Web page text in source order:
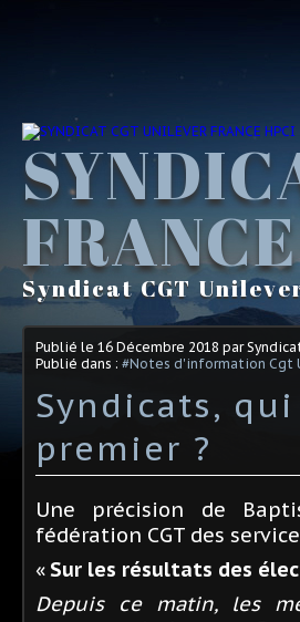
Syndicat CGT
Publié le 16 Décembre 2018 par
Publié dans : #Notes d'information Cgt
Syndicats,
premier ?
Une précision de
fédération CGT des
« Sur les résultats des
Depuis ce matin, les